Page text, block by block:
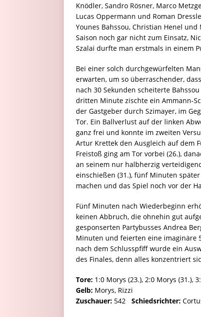
Knödler, Sandro Rösner, Marco
Lucas Oppermann und Roman
Younes Bahssou, Christian Henel
Saison noch gar nicht zum Einsatz,
Szalai durfte man erstmals in einem
Bei einer solch durchgewürfelten
erwarten, um so überraschender,
nach 30 Sekunden scheiterte
dritten Minute zischte ein Ammann-
der Gastgeber durch Szimayer, im
Tor. Ein Ballverlust auf der linken
ganz frei und konnte im zweiten
Artur Krettek den Ausgleich auf dem
Freistoß ging am Tor vorbei (26.),
an seinem nur halbherzig
einschießen (31.), fünf Minuten
machen und das Spiel noch vor der
Fünf Minuten nach Wiederbeginn
keinen Abbruch, die ohnehin gut
gesponserten Partybusses Andrea
Minuten und feierten eine imaginäre
nach dem Schlusspfiff wurde ein
des Finales, denn alles konzentriert
Tore: 1:0 Morys (23.), 2:0 Morys (31.),
Gelb: Morys, Rizzi
Zuschauer: 542 Schiedsrichter: